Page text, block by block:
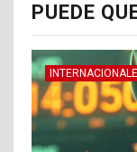
PUEDE